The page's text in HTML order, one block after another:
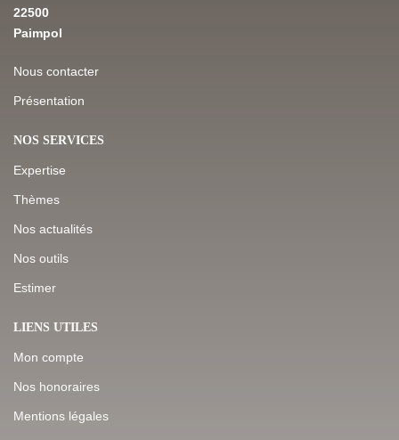
22500
Paimpol
Nous contacter
Présentation
NOS SERVICES
Expertise
Thèmes
Nos actualités
Nos outils
Estimer
LIENS UTILES
Mon compte
Nos honoraires
Mentions légales